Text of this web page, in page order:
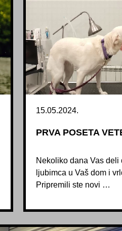
15.05.2024.
PRVA POSETA
Nekoliko dana Vas deli
ljubimca u Vaš dom i
Pripremili ste novi …